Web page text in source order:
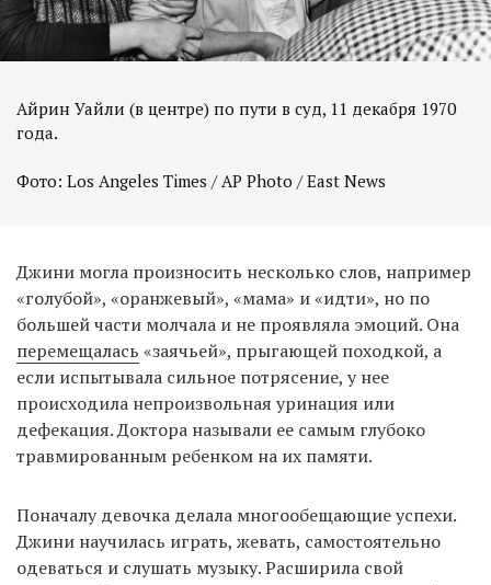
Айрин Уайли (в центре) по пути в суд, 11 декабря 1970
года.
Фото: Los Angeles Times / AP Photo / East News
Джини могла произносить несколько слов, например
«голубой», «оранжевый», «мама» и «идти», но по
большей части молчала и не проявляла эмоций. Она
перемещалась «заячьей», прыгающей походкой, а
если испытывала сильное потрясение, у нее
происходила непроизвольная уринация или
дефекация. Доктора называли ее самым глубоко
травмированным ребенком на их памяти.
Поначалу девочка делала многообещающие успехи.
Джини научилась играть, жевать, самостоятельно
одеваться и слушать музыку. Расширила свой